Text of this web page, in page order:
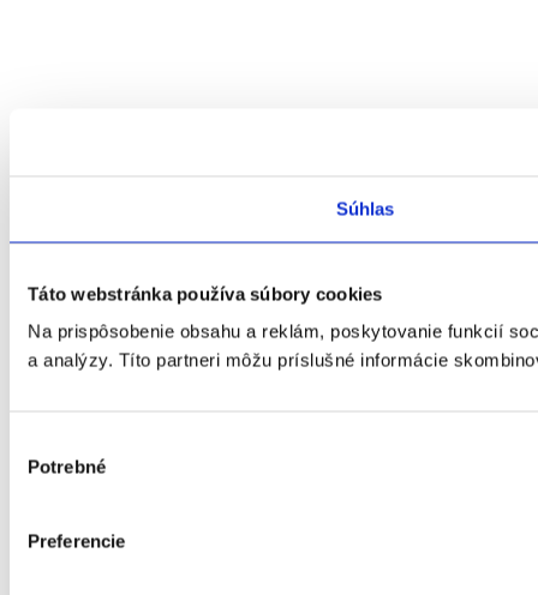
Súhlas
Táto webstránka používa súbory cookies
Na prispôsobenie obsahu a reklám, poskytovanie funkcií
a analýzy. Títo partneri môžu príslušné informácie
súhlasu
Potrebné
Preferencie